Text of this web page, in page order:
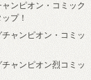
ャンピオン・コミック
プ！
チャンピオン・コミッ
チャンピオン烈コミッ